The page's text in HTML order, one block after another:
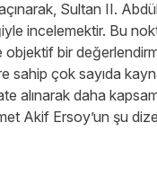
Sultan II.
incelemektir. Bu
bir
sahip çok sayıda
alınarak daha
Akif Ersoy’un şu